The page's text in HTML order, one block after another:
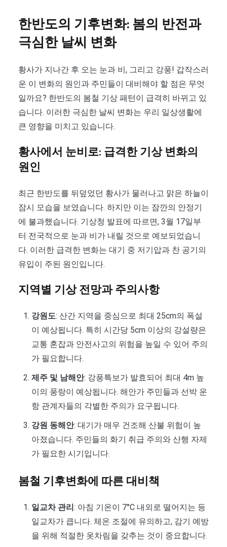
한반도의 기후변화: 봄의 반전과
극심한 날씨 변화
황사가 지나간 후 오는 눈과 비, 그리고 강풍! 갑작스러
운 이 변화의 원인과 주민들이 대비해야 할 점은 무엇
일까요? 한반도의 봄철 기상 패턴이 급격히 바뀌고 있
습니다. 이러한 극심한 날씨 변화는 우리 일상생활에
큰 영향을 미치고 있습니다.
황사에서 눈비로: 급격한 기상 변화의
원인
최근 한반도를 뒤덮었던 황사가 물러나고 맑은 하늘이
잠시 모습을 보였습니다. 하지만 이는 잠깐의 안정기
에 불과했습니다. 기상청 발표에 따르면, 3월 17일부
터 전국적으로 눈과 비가 내릴 것으로 예보되었습니
다. 이러한 급격한 변화는 대기 중 저기압과 찬 공기의
유입이 주된 원인입니다.
지역별 기상 전망과 주의사항
강원도: 산간 지역을 중심으로 최대 25cm의 폭설
이 예상됩니다. 특히 시간당 5cm 이상의 강설량은
교통 혼잡과 안전사고의 위험을 높일 수 있어 주의
가 필요합니다.
제주 및 남해안: 강풍특보가 발효되어 최대 4m 높
이의 풍랑이 예상됩니다. 해안가 주민들과 선박 운
항 관계자들의 각별한 주의가 요구됩니다.
강원 동해안: 대기가 매우 건조해 산불 위험이 높
아졌습니다. 주민들의 화기 취급 주의와 산행 자제
가 필요한 시기입니다.
봄철 기후변화에 따른 대비책
일교차 관리: 아침 기온이 7°C 내외로 떨어지는 등
일교차가 큽니다. 체온 조절에 유의하고, 감기 예방
을 위해 적절한 옷차림을 갖추는 것이 중요합니다.